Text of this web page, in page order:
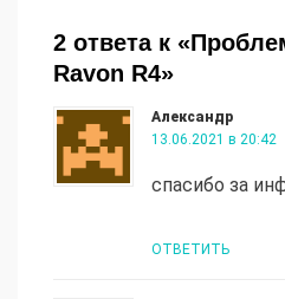
2 ответа к
Ravon R4»
Александр
13.06.2021 в 20:42
спасибо за
ОТВЕТИТЬ